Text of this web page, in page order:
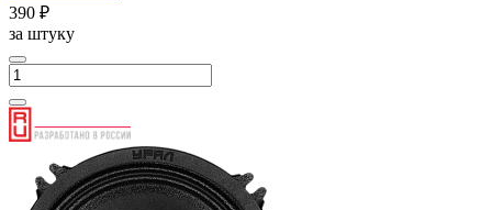
390 ₽
за штуку